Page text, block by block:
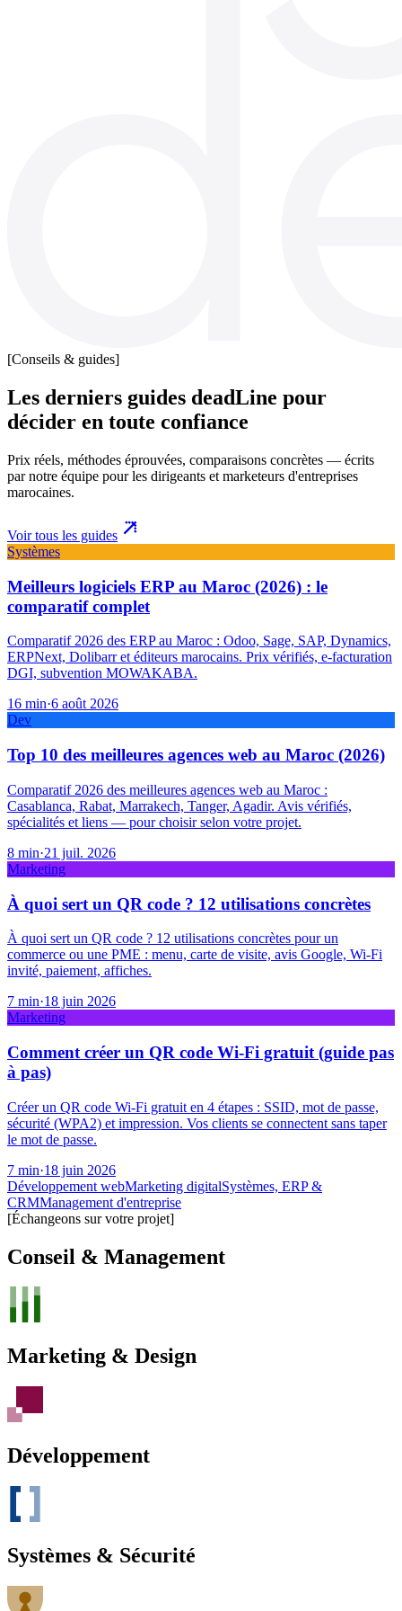
[Conseils & guides]
Les derniers guides deadLine pour
décider en toute confiance
Prix réels, méthodes éprouvées, comparaisons concrètes — écrits
par notre équipe pour les dirigeants et marketeurs d'entreprises
marocaines.
Voir tous les guides
Systèmes
Meilleurs logiciels ERP au Maroc (2026) : le
comparatif complet
Comparatif 2026 des ERP au Maroc : Odoo, Sage, SAP, Dynamics,
ERPNext, Dolibarr et éditeurs marocains. Prix vérifiés, e-facturation
DGI, subvention MOWAKABA.
16 min·6 août 2026
Dev
Top 10 des meilleures agences web au Maroc (2026)
Comparatif 2026 des meilleures agences web au Maroc :
Casablanca, Rabat, Marrakech, Tanger, Agadir. Avis vérifiés,
spécialités et liens — pour choisir selon votre projet.
8 min·21 juil. 2026
Marketing
À quoi sert un QR code ? 12 utilisations concrètes
À quoi sert un QR code ? 12 utilisations concrètes pour un
commerce ou une PME : menu, carte de visite, avis Google, Wi-Fi
invité, paiement, affiches.
7 min·18 juin 2026
Marketing
Comment créer un QR code Wi-Fi gratuit (guide pas
à pas)
Créer un QR code Wi-Fi gratuit en 4 étapes : SSID, mot de passe,
sécurité (WPA2) et impression. Vos clients se connectent sans taper
le mot de passe.
7 min·18 juin 2026
Développement webMarketing digitalSystèmes, ERP &
CRMManagement d'entreprise
[Échangeons sur votre projet]
Conseil & Management
Marketing & Design
Développement
Systèmes & Sécurité